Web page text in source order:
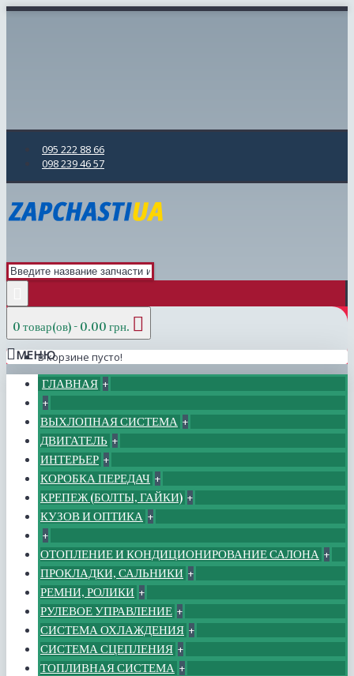
095 222 88 66
098 239 46 57
0 товар(ов) - 0.00 грн.
В корзине пусто!
МЕНЮ
ГЛАВНАЯ +
+
ВЫХЛОПНАЯ СИСТЕМА +
ДВИГАТЕЛЬ +
ИНТЕРЬЕР +
КОРОБКА ПЕРЕДАЧ +
КРЕПЕЖ (БОЛТЫ, ГАЙКИ) +
КУЗОВ И ОПТИКА +
+
ОТОПЛЕНИЕ И КОНДИЦИОНИРОВАНИЕ САЛОНА +
ПРОКЛАДКИ, САЛЬНИКИ +
РЕМНИ, РОЛИКИ +
РУЛЕВОЕ УПРАВЛЕНИЕ +
СИСТЕМА ОХЛАЖДЕНИЯ +
СИСТЕМА СЦЕПЛЕНИЯ +
ТОПЛИВНАЯ СИСТЕМА +